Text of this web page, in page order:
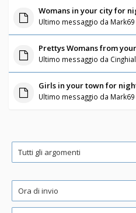
Womans in your city for
Ultimo messaggio da Mark69
Prettys Womans from
Ultimo messaggio da
Girls in your town for
Ultimo messaggio da Mark69